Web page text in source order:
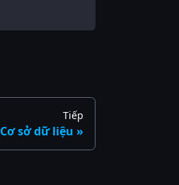
Tiếp
Cơ sở dữ liệu